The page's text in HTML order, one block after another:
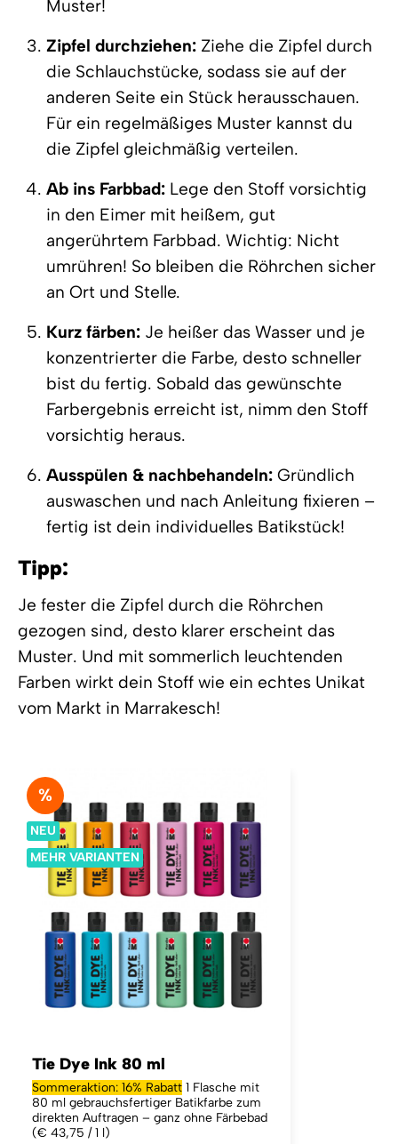
Muster!
Zipfel durchziehen: Ziehe die Zipfel durch
die Schlauchstücke, sodass sie auf der
anderen Seite ein Stück herausschauen.
Für ein regelmäßiges Muster kannst du
die Zipfel gleichmäßig verteilen.
Ab ins Farbbad: Lege den Stoff vorsichtig
in den Eimer mit heißem, gut
angerührtem Farbbad. Wichtig: Nicht
umrühren! So bleiben die Röhrchen sicher
an Ort und Stelle.
Kurz färben: Je heißer das Wasser und je
konzentrierter die Farbe, desto schneller
bist du fertig. Sobald das gewünschte
Farbergebnis erreicht ist, nimm den Stoff
vorsichtig heraus.
Ausspülen & nachbehandeln: Gründlich
auswaschen und nach Anleitung fixieren –
fertig ist dein individuelles Batikstück!
Tipp:
Je fester die Zipfel durch die Röhrchen
gezogen sind, desto klarer erscheint das
Muster. Und mit sommerlich leuchtenden
Farben wirkt dein Stoff wie ein echtes Unikat
vom Markt in Marrakesch!
%
NEU
MEHR VARIANTEN
Tie Dye Ink 80 ml
Sommeraktion: 16% Rabatt 1 Flasche mit
80 ml gebrauchsfertiger Batikfarbe zum
direkten Auftragen – ganz ohne Färbebad
(€ 43,75 / 1 l)